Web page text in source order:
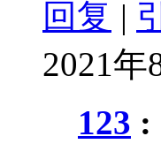
回复 |
2021年
123 :